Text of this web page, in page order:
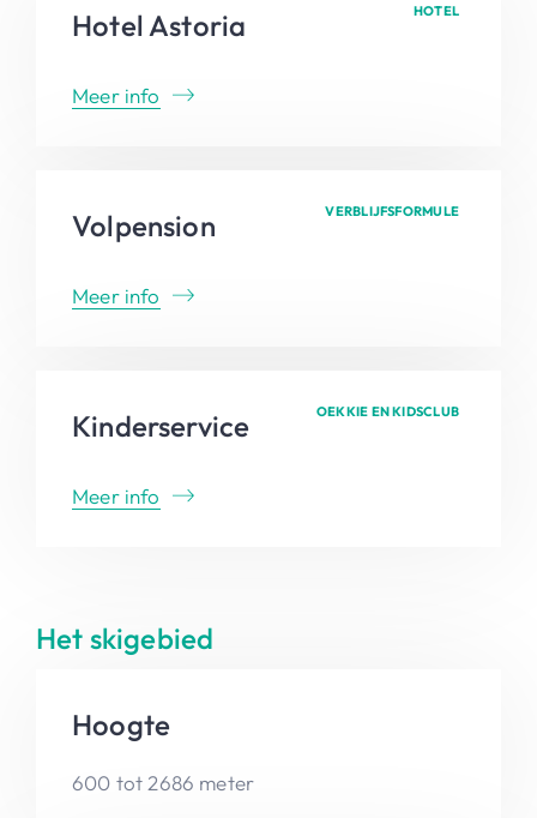
HOTEL
Hotel Astoria
Meer info
VERBLIJFSFORMULE
Volpension
Meer info
OEKKIE EN KIDSCLUB
Kinderservice
Meer info
Het skigebied
Hoogte
600 tot 2686 meter